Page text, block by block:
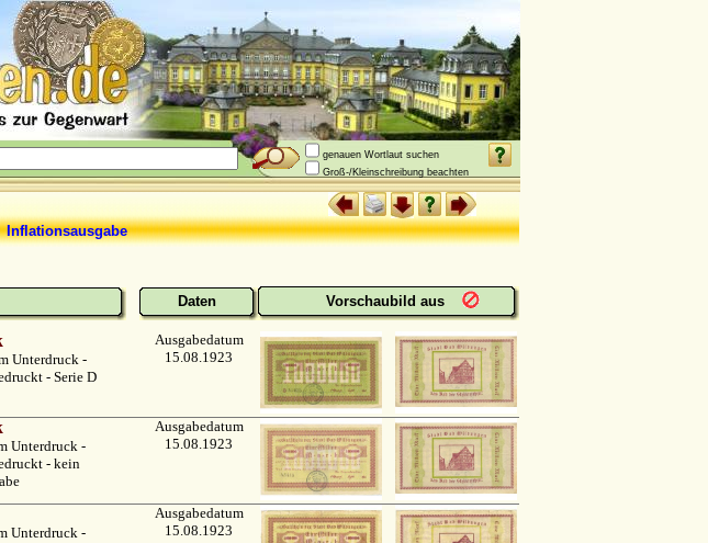
genauen Wortlaut suchen
Groß-/Kleinschreibung beachten
Daten Vorschaubild aus
Unterdruck -
- Serie D
Ausgabedatum
15.08.1923
Unterdruck -
- kein
Ausgabedatum
15.08.1923
Unterdruck -
Ausgabedatum
15.08.1923